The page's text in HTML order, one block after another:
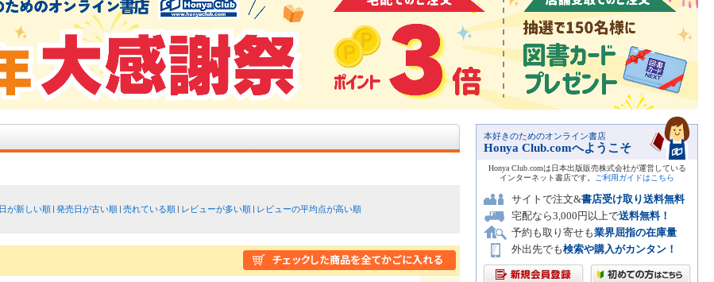
が新しい順 発売日が古い順 売れている順 レビューが多い順
レビューの平均点が高い順
本好きのためのオンライン書店
Honya Club.comへようこそ
Honya Club.comは日本出版販売株式会社が運営している
インターネット書店です。
ご利用ガイドはこちら
サイトで注文&書店受け取り送料無料
宅配なら3,000円以上で送料無料！
予約も取り寄せも業界屈指の在庫量
外出先でも検索や購入がカンタン！